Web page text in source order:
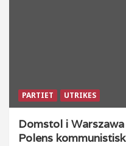
PARTIET UTRIKES
Domstol i
Polens